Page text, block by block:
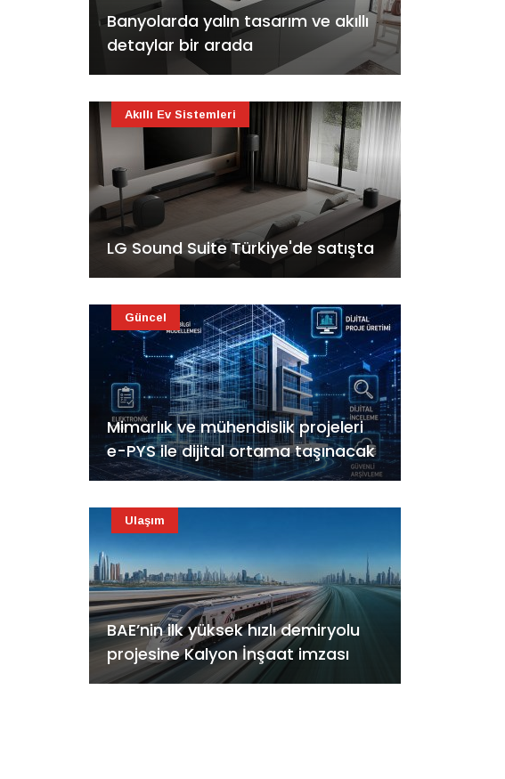
Banyolarda yalın tasarım ve akıllı
detaylar bir arada
LG Sound Suite Türkiye'de satışta
Akıllı Ev Sistemleri
Mimarlık ve mühendislik projeleri
e-PYS ile dijital ortama taşınacak
Güncel
BAE’nin ilk yüksek hızlı demiryolu
projesine Kalyon İnşaat imzası
Ulaşım